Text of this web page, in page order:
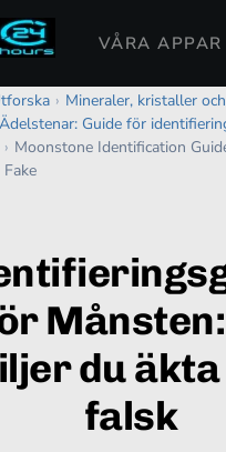
VÅRA APPAR
› Mineraler, kristaller och
Ädelstenar: Guide för
› Moonstone Identification
du
falsk